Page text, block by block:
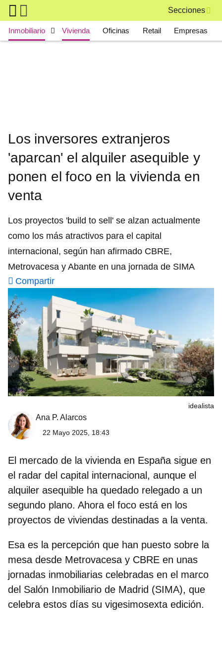
Skip to main content
Secciones
Main navigation
Inmobiliario Vivienda Oficinas Retail Empresas
Los inversores extranjeros
'aparcan' el alquiler asequible y
ponen el foco en la vivienda en
venta
Los proyectos 'build to sell' se alzan actualmente
como los más atractivos para el capital
internacional, según han afirmado CBRE,
Metrovacesa y Abante en una jornada de SIMA
Compartir
idealista
Ana P. Alarcos
22 Mayo 2025, 18:43
El mercado de la vivienda en España sigue en
el radar del capital internacional, aunque el
alquiler asequible ha quedado relegado a un
segundo plano. Ahora el foco está en los
proyectos de viviendas destinadas a la venta.
Esa es la percepción que han puesto sobre la
mesa desde Metrovacesa y CBRE en unas
jornadas inmobiliarias celebradas en el marco
del Salón Inmobiliario de Madrid (SIMA), que
celebra estos días su vigesimosexta edición.